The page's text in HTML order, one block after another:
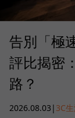
告別「極
評比揭密
路？
2026.08.03 | 3C